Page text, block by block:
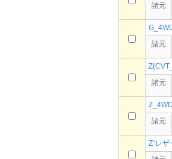
諸元
諸元
諸元
諸元
Z“レ